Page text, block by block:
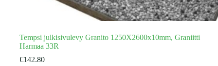
Tempsi julkisivulevy Granito 1250X2600x10mm, Graniitti
Harmaa 33R
€142.80